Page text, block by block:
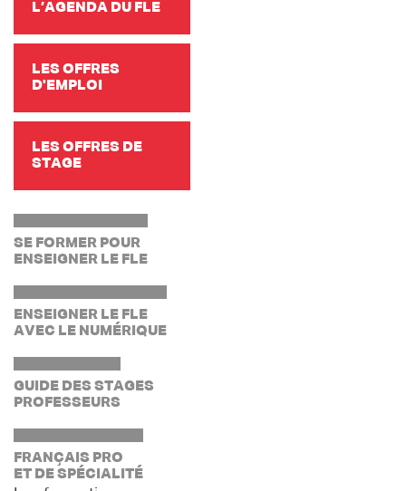
L’AGENDA DU FLE
LES OFFRES
D'EMPLOI
LES OFFRES DE
STAGE
SE FORMER POUR
ENSEIGNER LE FLE
ENSEIGNER LE FLE
AVEC LE NUMÉRIQUE
GUIDE DES STAGES
PROFESSEURS
FRANÇAIS PRO
ET DE SPÉCIALITÉ